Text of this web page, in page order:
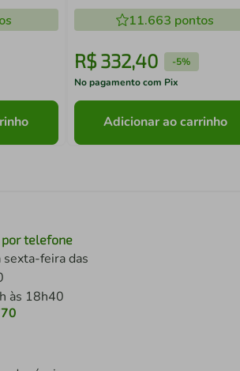
11.663 pontos
R$ 332,40 -5%
No pagamento com Pix
Adicionar ao carrinho
por telefone
sexta-feira das
às 18h40